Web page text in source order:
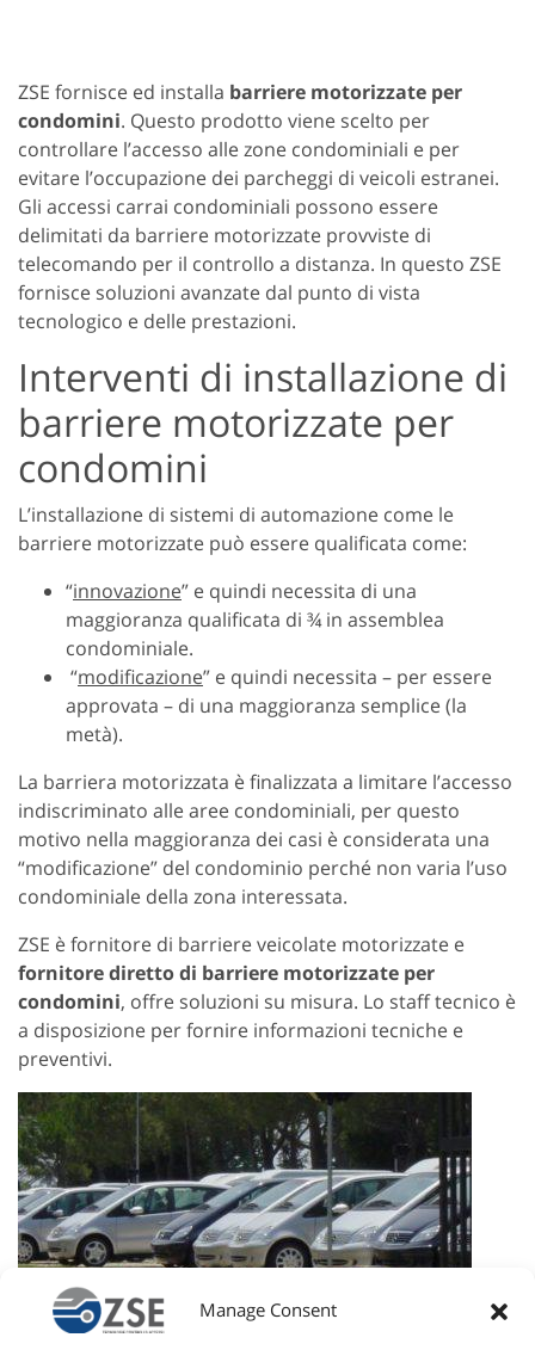
Manage Consent
ZSE fornisce ed installa barriere motorizzate per
condomini. Questo prodotto viene scelto per
controllare l’accesso alle zone condominiali e per
evitare l’occupazione dei parcheggi di veicoli estranei.
Gli accessi carrai condominiali possono essere
delimitati da barriere motorizzate provviste di
telecomando per il controllo a distanza. In questo ZSE
fornisce soluzioni avanzate dal punto di vista
tecnologico e delle prestazioni.
Interventi di installazione di
barriere motorizzate per
condomini
L’installazione di sistemi di automazione come le
barriere motorizzate può essere qualificata come:
“innovazione” e quindi necessita di una
maggioranza qualificata di ¾ in assemblea
condominiale.
“modificazione” e quindi necessita – per essere
approvata – di una maggioranza semplice (la
metà).
La barriera motorizzata è finalizzata a limitare l’accesso
indiscriminato alle aree condominiali, per questo
motivo nella maggioranza dei casi è considerata una
“modificazione” del condominio perché non varia l’uso
condominiale della zona interessata.
ZSE è fornitore di barriere veicolate motorizzate e
fornitore diretto di barriere motorizzate per
condomini, offre soluzioni su misura. Lo staff tecnico è
a disposizione per fornire informazioni tecniche e
preventivi.